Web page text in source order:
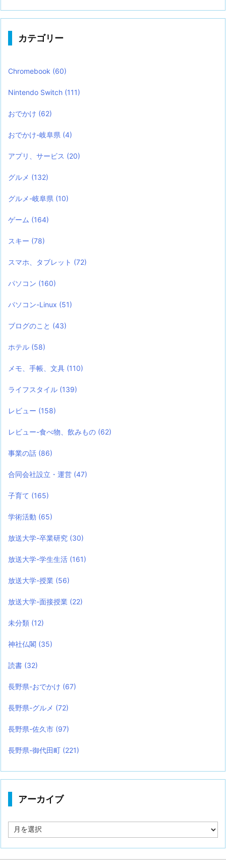
カテゴリー
Chromebook (60)
Nintendo Switch (111)
おでかけ (62)
おでかけ-岐阜県 (4)
アプリ、サービス (20)
グルメ (132)
グルメ-岐阜県 (10)
ゲーム (164)
スキー (78)
スマホ、タブレット (72)
パソコン (160)
パソコン-Linux (51)
ブログのこと (43)
ホテル (58)
メモ、手帳、文具 (110)
ライフスタイル (139)
レビュー (158)
レビュー-食べ物、飲みもの (62)
事業の話 (86)
合同会社設立・運営 (47)
子育て (165)
学術活動 (65)
放送大学-卒業研究 (30)
放送大学-学生生活 (161)
放送大学-授業 (56)
放送大学-面接授業 (22)
未分類 (12)
神社仏閣 (35)
読書 (32)
長野県-おでかけ (67)
長野県-グルメ (72)
長野県-佐久市 (97)
長野県-御代田町 (221)
アーカイブ
ー